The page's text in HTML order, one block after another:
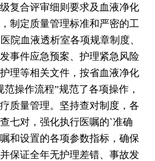
复合评审细则要求及血液净化
制定质量管理标准和严密的工
院血液透析室各项规章制度、
事件应急预案、护理紧急风险
理等相关文件，按省血液净化
操作流程”规范了各项操作，
质量管理。坚持查对制度，各
七对，强化执行医嘱的`准确
和设置的各项参数指标，确保
保证全年无护理差错、事故发